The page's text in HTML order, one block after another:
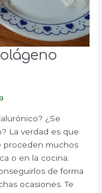
¿Se
La verdad es que
proceden muchos
o en la cocina.
de forma
ocasiones. Te